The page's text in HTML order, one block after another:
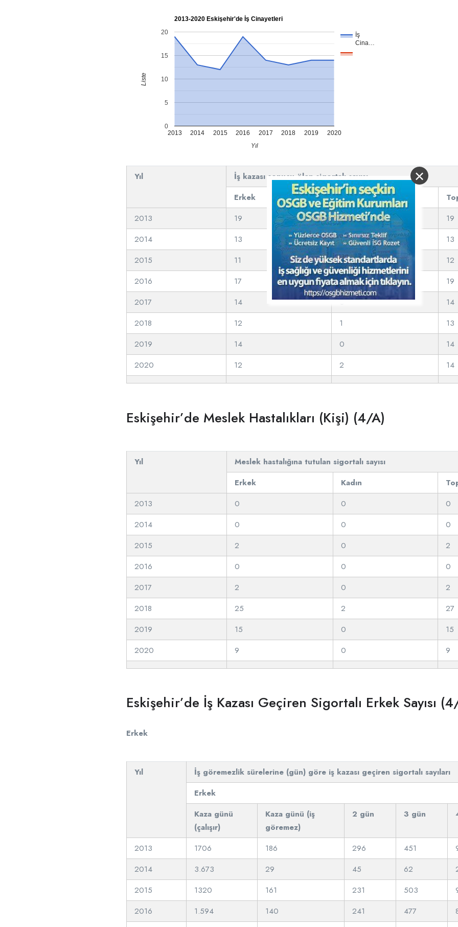
×
2013-2020 Eskişehir'de İş Cinayetleri
İş
Cina…
2013 2014 2015 2016 2017 2018 2019 2020
0
5
10
15
20
Yıl
Liste
Yıl
İş kazası sonucu ölen sigortalı sayısı
Erkek
Kadın
2013
19 0
19
2014
13 0
13
2015
11 1
12
2016
17 2
19
2017
14 0
14
2018
12 1
13
2019
14 0
14
2020
12 2 14
Eskişehir’de Meslek Hastalıkları (Kişi) (4/A)
Yıl
Meslek hastalığına tutulan sigortalı sayısı
Erkek
Kadın
2013
0 0
0
2014
0 0
0
2015
2 0
2
2016
0 0
0
2017
2 0
2
2018
25 2
27
2019
15 0
15
2020
9 0 9
Eskişehir’de İş Kazası Geçiren Sigortalı Erkek Sayısı
Erkek
Yıl
İş göremezlik sürelerine (gün) göre iş kazası geçiren sigortalı sayıları
Erkek
Kaza günü
(çalışır)
Kaza günü (iş
göremez)
2 gün 3 gün
2013 1706 186 296 451
2014
3.673 29 45 62
2015
1320 161 231 503
2016
1.594 140 241 477